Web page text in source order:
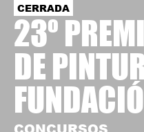
CERRADA
23º
DE